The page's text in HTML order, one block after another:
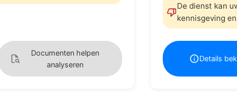
Documenten helpen
analyseren
De dienst kan
kennisgeving
Details